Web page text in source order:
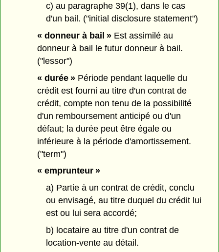
c) au paragraphe 39(1), dans le cas
d'un bail. ("initial disclosure statement")
« donneur à bail » Est assimilé au
donneur à bail le futur donneur à bail.
("lessor")
« durée » Période pendant laquelle du
crédit est fourni au titre d'un contrat de
crédit, compte non tenu de la possibilité
d'un remboursement anticipé ou d'un
défaut; la durée peut être égale ou
inférieure à la période d'amortissement.
("term")
« emprunteur »
a) Partie à un contrat de crédit, conclu
ou envisagé, au titre duquel du crédit lui
est ou lui sera accordé;
b) locataire au titre d'un contrat de
location-vente au détail.